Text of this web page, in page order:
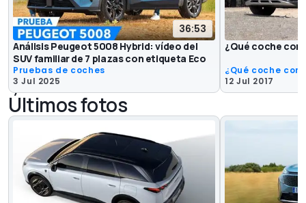
36:53
Análisis Peugeot 5008 Hybrid: vídeo del
SUV familiar de 7 plazas con etiqueta Eco
Pruebas de coches
3 Jul 2025
¿Qué coche
¿Qué coche
12 Jul 2017
Últimos fotos